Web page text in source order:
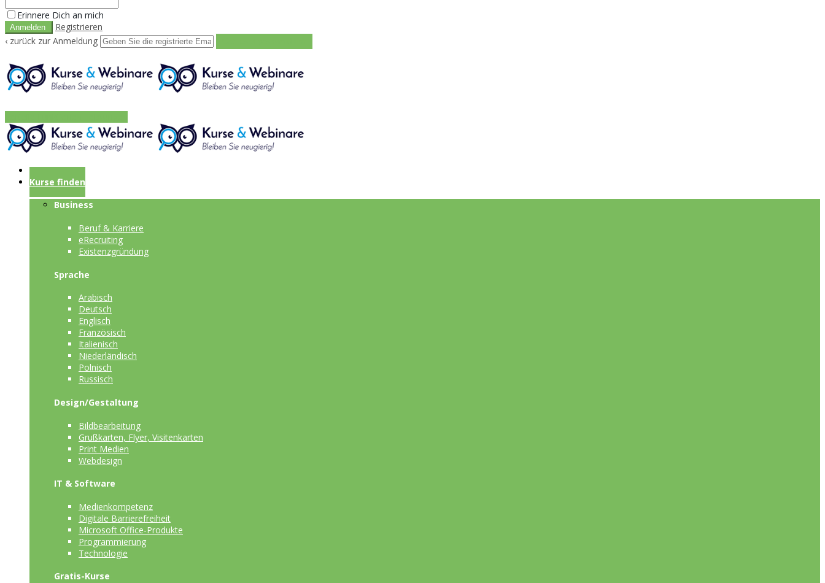
Erinnere Dich an mich
Registrieren
‹ zurück zur Anmeldung
Startseite
Kurse finden
Business
Beruf & Karriere
eRecruiting
Existenzgründung
Sprache
Arabisch
Deutsch
Englisch
Französisch
Italienisch
Niederländisch
Polnisch
Russisch
Design/Gestaltung
Bildbearbeitung
Grußkarten, Flyer, Visitenkarten
Print Medien
Webdesign
IT & Software
Medienkompetenz
Digitale Barrierefreiheit
Microsoft Office-Produkte
Programmierung
Technologie
Gratis-Kurse